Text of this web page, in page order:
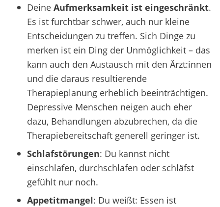
Deine Aufmerksamkeit ist eingeschränkt.
Es ist furchtbar schwer, auch nur kleine
Entscheidungen zu treffen. Sich Dinge zu
merken ist ein Ding der Unmöglichkeit – das
kann auch den Austausch mit den Ärzt:innen
und die daraus resultierende
Therapieplanung erheblich beeinträchtigen.
Depressive Menschen neigen auch eher
dazu, Behandlungen abzubrechen, da die
Therapiebereitschaft generell geringer ist.
Schlafstörungen: Du kannst nicht
einschlafen, durchschlafen oder schläfst
gefühlt nur noch.
Appetitmangel: Du weißt: Essen ist